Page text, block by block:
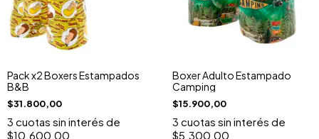
Pack x2 Boxers Estampados
B&B
$31.800,00
3 cuotas sin interés de
$10.600,00
Boxer Adulto Estampado
Camping
$15.900,00
3 cuotas sin interés de
$5.300,00